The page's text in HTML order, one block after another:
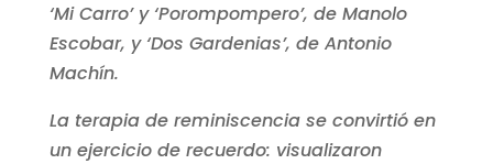
‘Mi Carro’ y ‘Porompompero’, de Manolo
Escobar, y ‘Dos Gardenias’, de Antonio
Machín.
La terapia de reminiscencia se convirtió en
un ejercicio de recuerdo: visualizaron